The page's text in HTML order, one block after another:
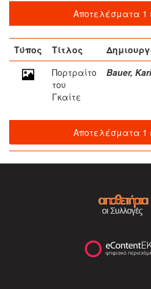
Αποτελέσματα 1
Τύπος Τίτλος
Πορτραίτο
του
Γκαίτε
Bauer, Kari
Αποτελέσματα 1